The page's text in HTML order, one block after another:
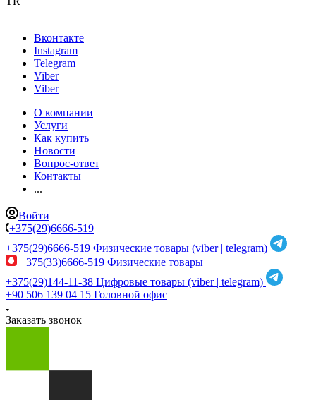
Вконтакте
Instagram
Telegram
Viber
Viber
О компании
Услуги
Как купить
Новости
Вопрос-ответ
Контакты
...
Войти
+375(29)6666-519
+375(29)6666-519 Физические товары (viber | telegram)
+375(33)6666-519 Физические товары
+375(29)144-11-38 Цифровые товары (viber | telegram)
+90 506 139 04 15 Головной офис
Заказать звонок